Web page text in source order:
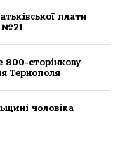
плати
№21
сторінкову
Тернополя
чоловіка